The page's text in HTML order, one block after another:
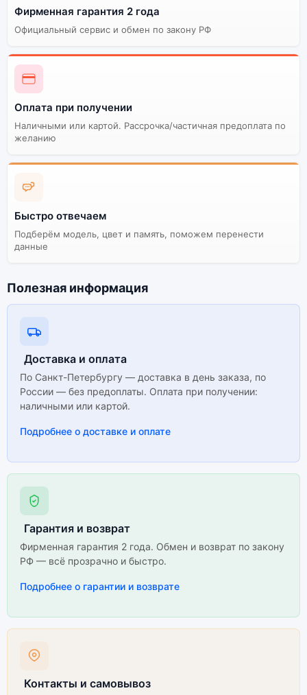
Качественный экран
цветов и моделей
сборки
Xiaomi 15 12Gb/256Gb
Green (Зелёный)
смартфона Xiaomi 15 12Gb/256Gb Green (Зелёный).
Мы рекомендуем выбирать глобальной версию — она
полностью адаптирована и поддерживает все
но корректная работа сервисов не гарантируется.
Фирменная гарантия 2 года
Официальный сервис и обмен по закону РФ
Оплата при получении
Наличными или картой. Рассрочка/частичная предоплата по
желанию
Быстро отвечаем
Подберём модель, цвет и память, поможем перенести
данные
Полезная информация
Доставка и оплата
По Санкт-Петербургу — доставка в день заказа, по
России — без предоплаты. Оплата при получении:
наличными или картой.
Подробнее о доставке и оплате
Гарантия и возврат
Фирменная гарантия 2 года. Обмен и возврат по закону
РФ — всё прозрачно и быстро.
Подробнее о гарантии и возврате
Контакты и самовывоз